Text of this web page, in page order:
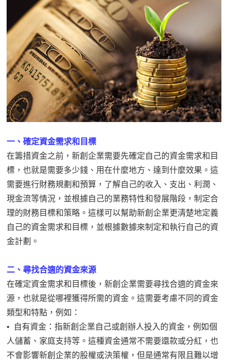
一、確定資金需求和目標
在籌措資金之前，新創企業需要先確定自己的資金需求和目
標，也就是需要多少錢、用在什麼地方、達到什麼效果。這
需要進行財務規劃和預算，了解自己的收入、支出、利潤、
現金流等情況，並根據自己的業務特性和發展階段，制定合
理的財務目標和策略。這樣可以幫助新創企業更清楚地定義
自己的資金需求和目標，並根據數據來制定和執行自己的資
金計劃。
二、尋找合適的資金來源
在確定資金需求和目標後，新創企業需要尋找合適的資金來
源，也就是從哪裡獲得所需的資金。這需要考慮不同的資金
類型和特點，例如：
• 自有資金：指新創企業自己或創辦人投入的資金，例如個
人儲蓄、家庭支持等。這種資金通常不需要還款或分紅，也
不會影響新創企業的股權或決策權，但是通常有限且難以增